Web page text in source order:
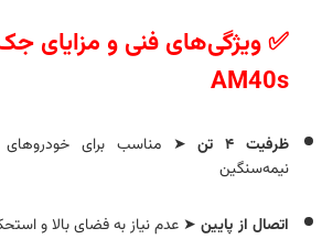
✅ ویژگی‌های فنی و مزایای
AM40s
ظرفیت ۴ تن
➤ مناسب برای خودروهای
نیمه‌سنگین
اتصال از پایین ➤ عدم نیاز به فضای بالا و